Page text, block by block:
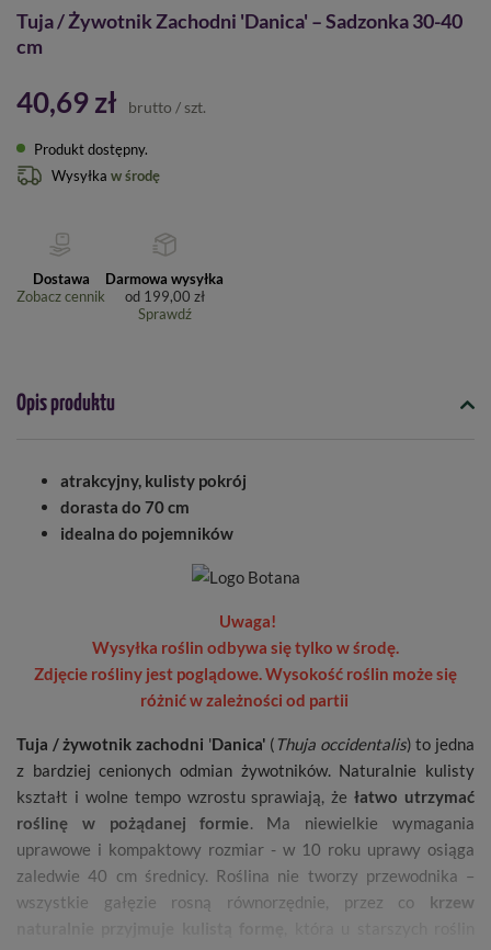
Tuja / Żywotnik Zachodni 'Danica' – Sadzonka 30-40
cm
40,69 zł brutto / szt.
Produkt dostępny
Wysyłka w środę
Dostawa
Zobacz cennik
Darmowa wysyłka
od 199,00 zł
Sprawdź
Opis produktu
atrakcyjny, kulisty pokrój
dorasta do 70 cm
idealna do pojemników
Uwaga!
Wysyłka roślin odbywa się tylko w środę.
Zdjęcie rośliny jest poglądowe. Wysokość roślin może się
różnić w zależności od partii
Tuja / żywotnik zachodni 'Danica' ( Thuja occidentalis) to jedna
z bardziej cenionych odmian żywotników. Naturalnie kulisty
kształt i wolne tempo wzrostu sprawiają, żełatwo utrzymać
roślinę w pożądanej formie. Ma niewielkie wymagania
uprawowe i kompaktowy rozmiar - w 10 roku uprawy osiąga
zaledwie 40 cm średnicy. Roślina nie tworzy przewodnika –
wszystkie gałęzie rosną równorzędnie, przez co krzew